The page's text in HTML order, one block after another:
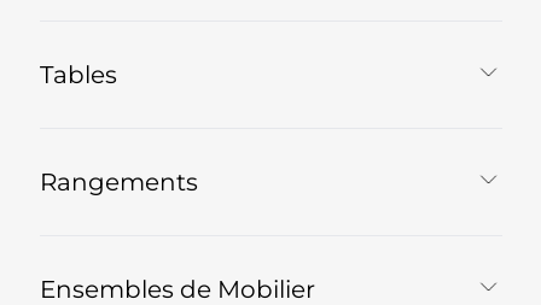
Tables
Rangements
Ensembles de Mobilier